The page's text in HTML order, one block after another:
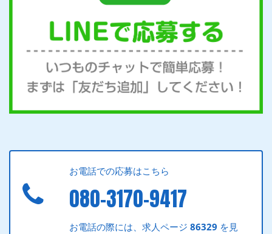
お電話での応募はこちら
080-3170-9417
お電話の際には、求人ページ86329 を見